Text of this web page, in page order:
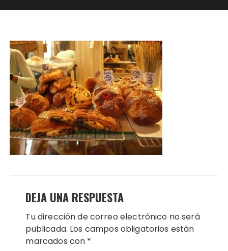
DEJA UNA RESPUESTA
Tu dirección de correo electrónico no será
publicada. Los campos obligatorios están
marcados con *